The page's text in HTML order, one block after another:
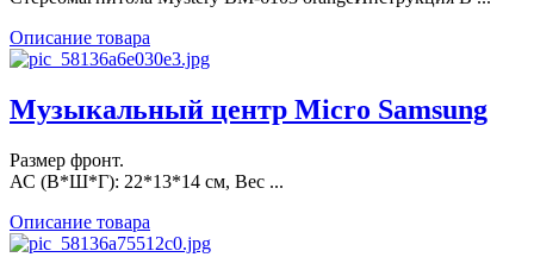
Описание товара
Музыкальный центр Micro Samsung
Размер фронт.
АС (В*Ш*Г): 22*13*14 см, Вес ...
Описание товара